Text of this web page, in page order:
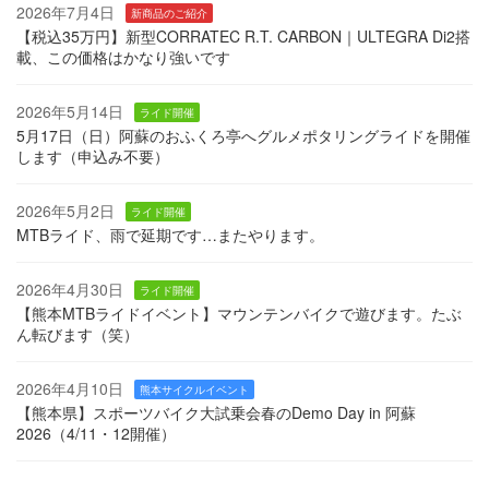
2026年7月4日 新商品のご紹介
【税込35万円】新型CORRATEC R.T. CARBON｜ULTEGRA Di2搭
載、この価格はかなり強いです
2026年5月14日 ライド開催
5月17日（日）阿蘇のおふくろ亭へグルメポタリングライドを開催
します（申込み不要）
2026年5月2日 ライド開催
MTBライド、雨で延期です…またやります。
2026年4月30日 ライド開催
【熊本MTBライドイベント】マウンテンバイクで遊びます。たぶ
ん転びます（笑）
2026年4月10日 熊本サイクルイベント
【熊本県】スポーツバイク大試乗会春のDemo Day in 阿蘇
2026（4/11・12開催）